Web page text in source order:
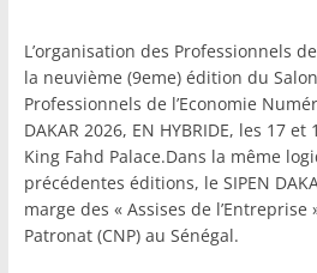
L’organisation des Professionnels
la neuvième (9eme) édition du
Professionnels de l’Economie
DAKAR 2026, EN HYBRIDE, les 17
King Fahd Palace.Dans la même
précédentes éditions, le SIPEN
marge des « Assises de
Patronat (CNP) au Sénégal.